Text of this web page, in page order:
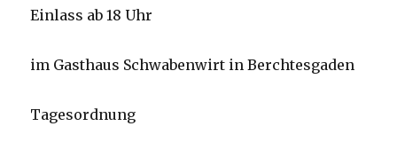
Einlass ab 18 Uhr
im Gasthaus Schwabenwirt in Berchtesgaden
Tagesordnung